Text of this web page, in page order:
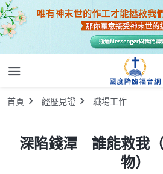
首頁 經歷見證 職場工作
深陷錢潭 誰能救我
物）